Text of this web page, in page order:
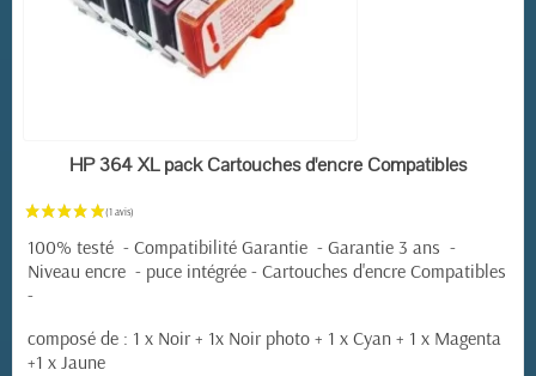
EN STOCK
HP 364 XL pack Cartouches d'encre Compatibles
100% testé - Compatibilité Garantie - Garantie 3 ans -
Niveau encre - puce intégrée - Cartouches d'encre Compatibles
-
composé de : 1 x Noir + 1x Noir photo + 1 x Cyan + 1 x Magenta
+1 x Jaune